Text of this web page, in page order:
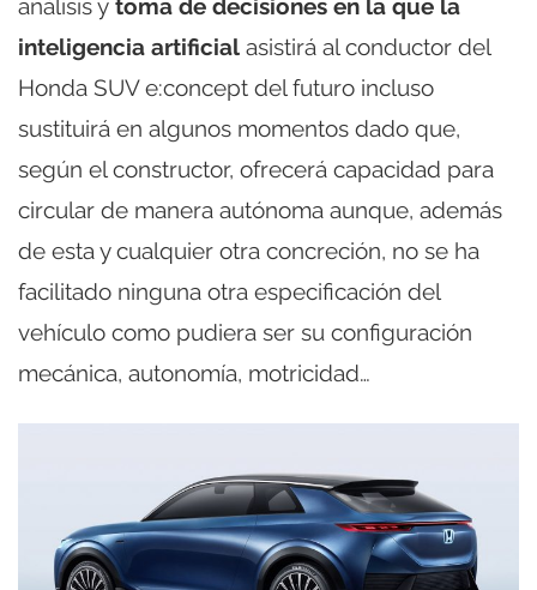
análisis y toma de decisiones en la que la
inteligencia artificial asistirá al conductor del
Honda SUV e:concept del futuro incluso
sustituirá en algunos momentos dado que,
según el constructor, ofrecerá capacidad para
circular de manera autónoma aunque, además
de esta y cualquier otra concreción, no se ha
facilitado ninguna otra especificación del
vehículo como pudiera ser su configuración
mecánica, autonomía, motricidad…